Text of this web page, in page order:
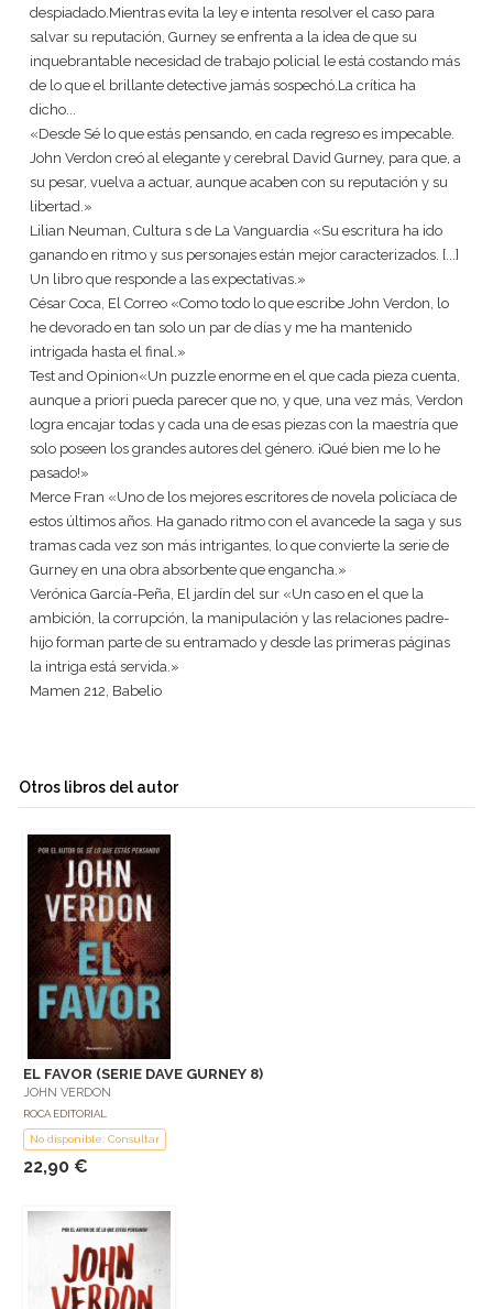
despiadado.Mientras evita la ley e intenta resolver el caso para
salvar su reputación, Gurney se enfrenta a la idea de que su
inquebrantable necesidad de trabajo policial le está costando más
de lo que el brillante detective jamás sospechó.La crítica ha
dicho...
«Desde Sé lo que estás pensando, en cada regreso es impecable.
John Verdon creó al elegante y cerebral David Gurney, para que, a
su pesar, vuelva a actuar, aunque acaben con su reputación y su
libertad.»
Lilian Neuman, Cultura s de La Vanguardia «Su escritura ha ido
ganando en ritmo y sus personajes están mejor caracterizados. [...]
Un libro que responde a las expectativas.»
César Coca, El Correo «Como todo lo que escribe John Verdon, lo
he devorado en tan solo un par de días y me ha mantenido
intrigada hasta el final.»
Test and Opinion«Un puzzle enorme en el que cada pieza cuenta,
aunque a priori pueda parecer que no, y que, una vez más, Verdon
logra encajar todas y cada una de esas piezas con la maestría que
solo poseen los grandes autores del género. ¡Qué bien me lo he
pasado!»
Merce Fran «Uno de los mejores escritores de novela policíaca de
estos últimos años. Ha ganado ritmo con el avancede la saga y sus
tramas cada vez son más intrigantes, lo que convierte la serie de
Gurney en una obra absorbente que engancha.»
Verónica García-Peña, El jardín del sur «Un caso en el que la
ambición, la corrupción, la manipulación y las relaciones padre-
hijo forman parte de su entramado y desde las primeras páginas
la intriga está servida.»
Mamen 212, Babelio
Otros libros del autor
EL FAVOR (SERIE DAVE GURNEY 8)
JOHN VERDON
ROCA EDITORIAL
No disponible: Consultar
22,90 €